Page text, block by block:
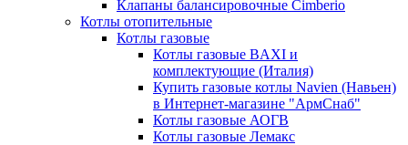
Клапаны балансировочные Cimberio
Котлы отопительные
Котлы газовые
Котлы газовые BAXI и
комплектующие (Италия)
Купить газовые котлы Navien (Навьен)
в Интернет-магазине "АрмСнаб"
Котлы газовые АОГВ
Котлы газовые Лемакс